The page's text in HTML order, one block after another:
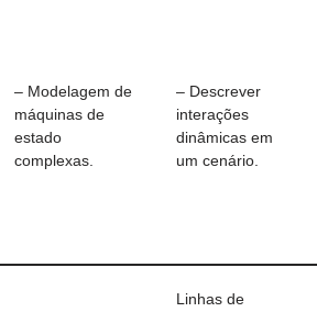
– Modelagem de
máquinas de
estado
complexas.
– Descrever
interações
dinâmicas em
um cenário.
Linhas de